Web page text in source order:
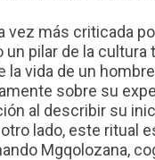
vez más criticada
pilar de la
la vida de un
sobre su
al describir su
lado, este ritual
Mgqolozana,